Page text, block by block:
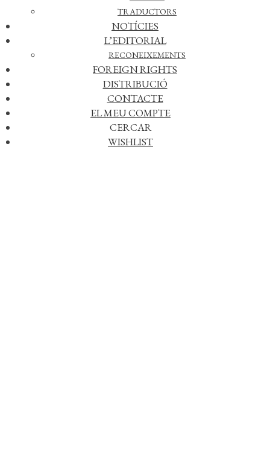
TRADUCTORS
NOTÍCIES
L’EDITORIAL
RECONEIXEMENTS
FOREIGN RIGHTS
DISTRIBUCIÓ
CONTACTE
EL MEU COMPTE
CERCAR
WISHLIST
la Grècia clàssica fins al Renaixement i els albors del
Romanticisme, Ors repassa les personalitats que, com ell
mateix, adopten el concepte de «curiositat» entès com a instint
de coneixement, com a impuls per comprendre, com a «apetit
d’emoció», com a l’element clau que empeny a filosofar.